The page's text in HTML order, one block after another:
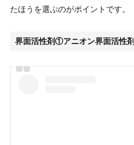
たほうを選ぶのがポイントです。
界面活性剤①アニオン界面活性剤